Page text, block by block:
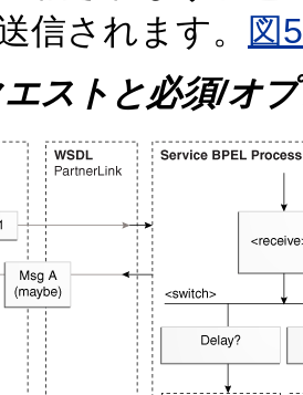
信されます。
図
ストと必須/オ